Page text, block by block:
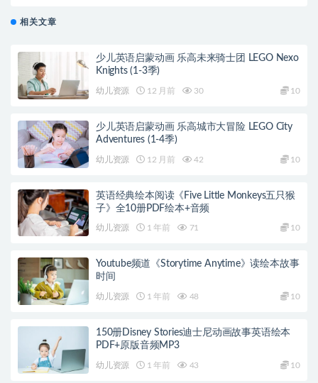
相关文章
少儿英语启蒙动画 乐高未来骑士团 LEGO Nexo
Knights (1-3季)
幼儿资源 12 月前 30 10
少儿英语启蒙动画 乐高城市大冒险 LEGO City
Adventures (1-4季)
幼儿资源 12 月前 42 10
英语经典绘本阅读《Five Little Monkeys五只猴
子》全10册PDF绘本+音频
幼儿资源 1 年前 71 10
Youtube频道《Storytime Anytime》读绘本故事
时间
幼儿资源 1 年前 48 10
150册Disney Stories迪士尼动画故事英语绘本
PDF+原版音频MP3
幼儿资源 1 年前 43 10